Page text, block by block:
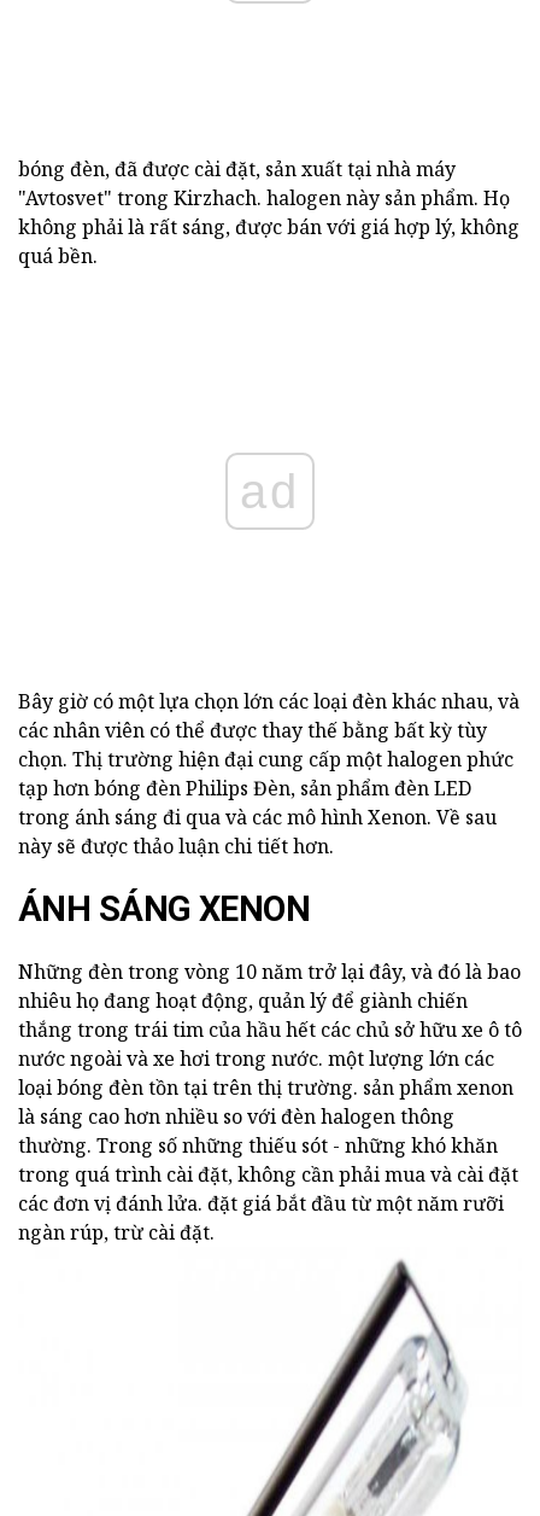
bóng đèn, đã được cài đặt, sản xuất tại nhà máy
"Avtosvet" trong Kirzhach. halogen này sản phẩm. Họ
không phải là rất sáng, được bán với giá hợp lý, không
quá bền.
ad
Bây giờ có một lựa chọn lớn các loại đèn khác nhau, và
các nhân viên có thể được thay thế bằng bất kỳ tùy
chọn. Thị trường hiện đại cung cấp một halogen phức
tạp hơn bóng đèn Philips Đèn, sản phẩm đèn LED
trong ánh sáng đi qua và các mô hình Xenon. Về sau
này sẽ được thảo luận chi tiết hơn.
ÁNH SÁNG XENON
Những đèn trong vòng 10 năm trở lại đây, và đó là bao
nhiêu họ đang hoạt động, quản lý để giành chiến
thắng trong trái tim của hầu hết các chủ sở hữu xe ô tô
nước ngoài và xe hơi trong nước. một lượng lớn các
loại bóng đèn tồn tại trên thị trường. sản phẩm xenon
là sáng cao hơn nhiều so với đèn halogen thông
thường. Trong số những thiếu sót - những khó khăn
trong quá trình cài đặt, không cần phải mua và cài đặt
các đơn vị đánh lửa. đặt giá bắt đầu từ một năm rưỡi
ngàn rúp, trừ cài đặt.